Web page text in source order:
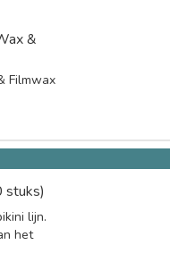
&
Filmwax
stuks)
lijn.
het